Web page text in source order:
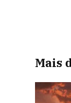
Mais